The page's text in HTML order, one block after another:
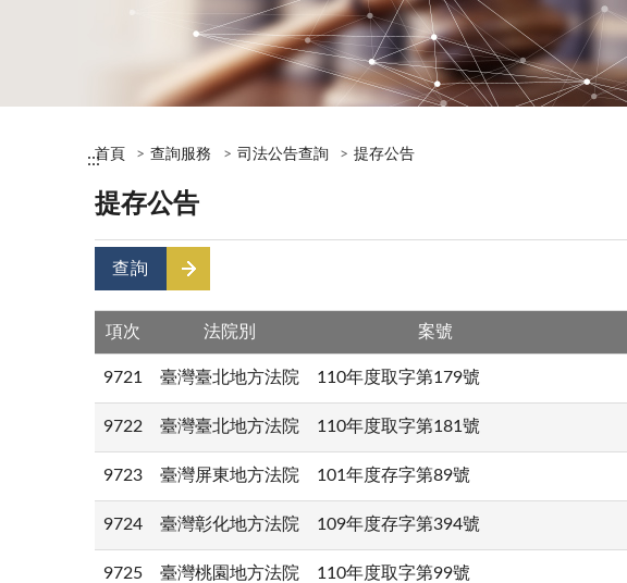
:::首頁 查詢服務 司法公告查詢 提存公告
提存公告
查詢
項次 法院別 案號
9721 臺灣臺北地方法院 110年度取字第179號
9722 臺灣臺北地方法院 110年度取字第181號
9723 臺灣屏東地方法院 101年度存字第89號
9724 臺灣彰化地方法院 109年度存字第394號
9725 臺灣桃園地方法院 110年度取字第99號